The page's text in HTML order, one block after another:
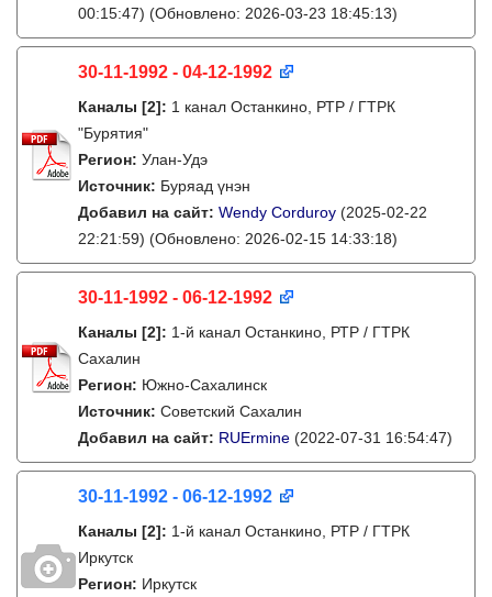
00:15:47) (Обновлено: 2026-03-23 18:45:13)
30-11-1992 - 04-12-1992
Каналы [2]: 1 канал Останкино, РТР / ГТРК
"Бурятия"
Регион: Улан-Удэ
Источник: Буряад үнэн
Добавил на сайт: Wendy Corduroy (2025-02-22
22:21:59) (Обновлено: 2026-02-15 14:33:18)
30-11-1992 - 06-12-1992
Каналы [2]: 1-й канал Останкино, РТР / ГТРК
Сахалин
Регион: Южно-Сахалинск
Источник: Советский Сахалин
Добавил на сайт: RUErmine (2022-07-31 16:54:47)
30-11-1992 - 06-12-1992
Каналы [2]: 1-й канал Останкино, РТР / ГТРК
Иркутск
Регион: Иркутск